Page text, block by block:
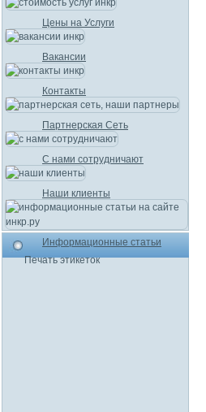
Цены на Услуги
Вакансии
Контакты
Партнерская Сеть
С нами сотрудничают
Наши клиенты
Информационные статьи
Печать этикеток